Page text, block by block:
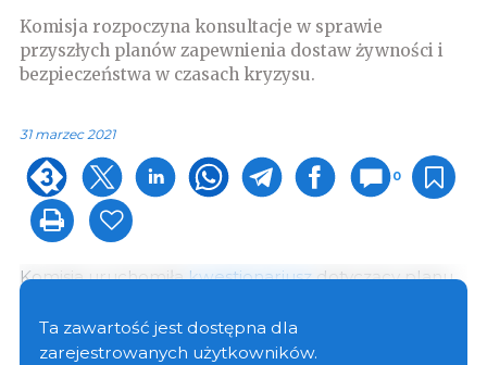
Komisja rozpoczyna konsultacje w sprawie
przyszłych planów zapewnienia dostaw żywności i
bezpieczeństwa w czasach kryzysu.
31 marzec 2021
0
Komisja uruchomiłakwestionariuszdotyczący planu
bezpieczeństwa żywnościowego w całej UE w
czasach kryzysu, zgodnie z zapowiedzią zawartą w
Ta zawartość jest dostępna dla
zarejestrowanych użytkowników.